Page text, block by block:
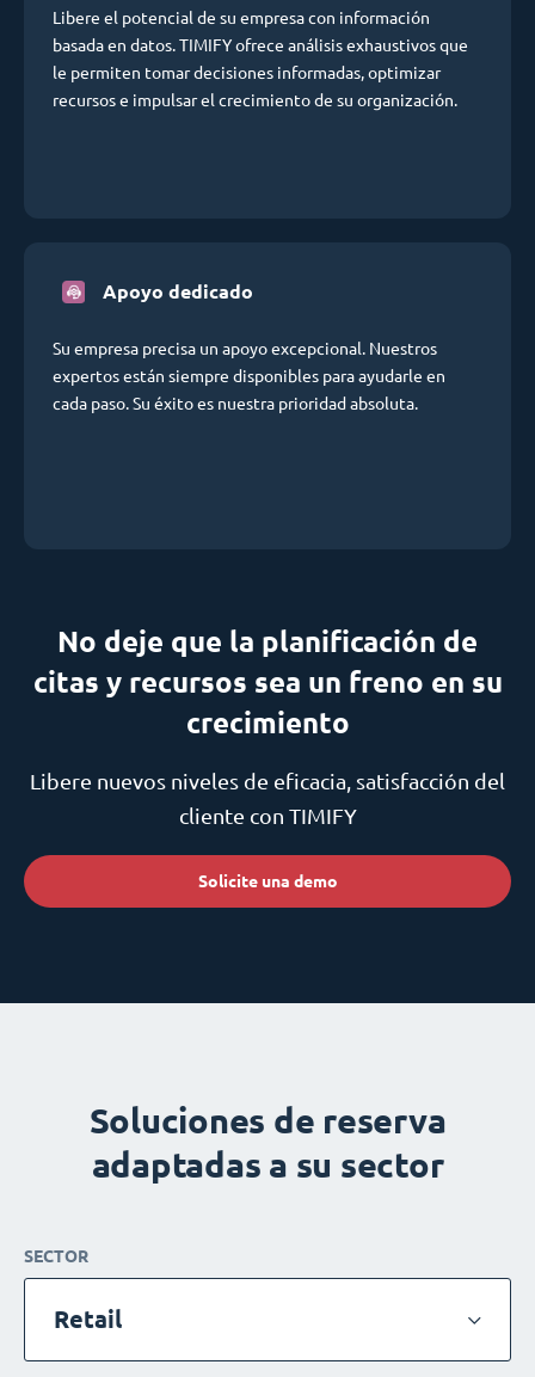
Libere el potencial de su empresa con información
basada en datos. TIMIFY ofrece análisis exhaustivos que
le permiten tomar decisiones informadas, optimizar
recursos e impulsar el crecimiento de su organización.
Apoyo dedicado
Su empresa precisa un apoyo excepcional. Nuestros
expertos están siempre disponibles para ayudarle en
cada paso. Su éxito es nuestra prioridad absoluta.
No deje que la planificación de
citas y recursos sea un freno en su
crecimiento
Libere nuevos niveles de eficacia, satisfacción del
cliente con TIMIFY
Solicite una demo
Soluciones de reserva
adaptadas a su sector
SECTOR
Retail